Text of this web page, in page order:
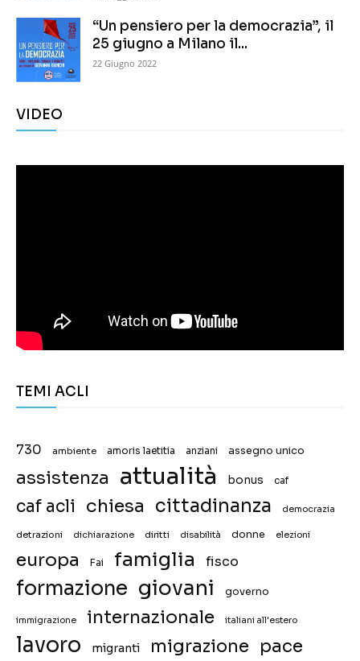
“Un pensiero per la democrazia”, il
25 giugno a Milano il...
22 Giugno 2022
VIDEO
TEMI ACLI
730 ambiente amoris laetitia anziani assegno unico
assistenza attualità bonus caf
caf acli chiesa cittadinanza democrazia
detrazioni dichiarazione diritti disabilità donne elezioni
europa Fai famiglia fisco
formazione giovani governo
immigrazione internazionale italiani all'estero
lavoro migranti migrazione pace